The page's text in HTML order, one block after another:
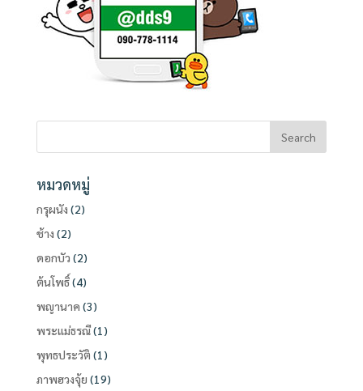
หมวดหมู่
กรุผนัง (2)
ช้าง (2)
ดอกบัว (2)
ต้นโพธิ์(4)
พญานาค (3)
พระแม่ธรณี(1)
พุทธประวัติ (1)
ภาพฮวงจุ้ย (19)